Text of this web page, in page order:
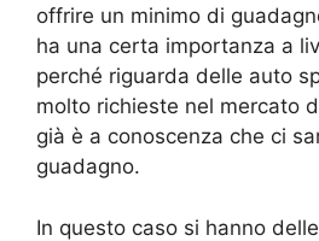
offrire un minimo di
ha una certa importanza a
perché riguarda delle auto
molto richieste nel mercato
già è a conoscenza che ci
guadagno.
In questo caso si hanno delle